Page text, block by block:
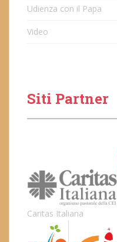
Udienza con il Papa
Video
Siti Partner
Caritas Italiana